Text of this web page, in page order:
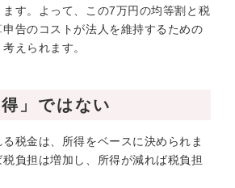
す。よって、この7万円の均等割と税
告のコストが法人を維持するための
えられます。
得」ではない
税金は、所得をベースに決められま
負担は増加し、所得が減れば税負担